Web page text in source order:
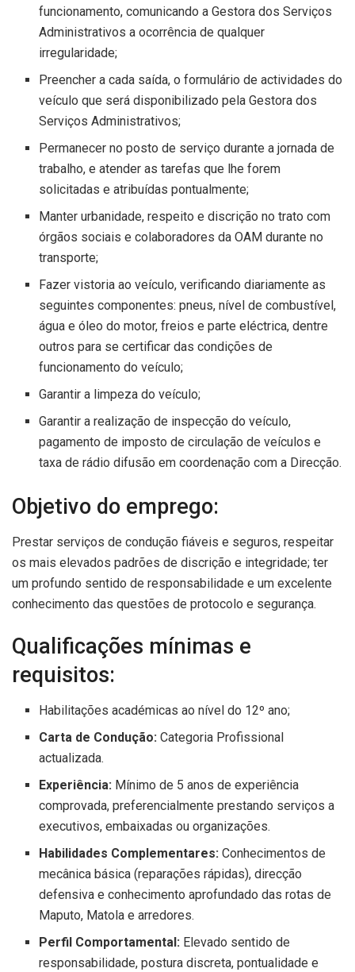
funcionamento, comunicando a Gestora dos Serviços
Administrativos a ocorrência de qualquer
irregularidade;
Preencher a cada saída, o formulário de actividades do
veículo que será disponibilizado pela Gestora dos
Serviços Administrativos;
Permanecer no posto de serviço durante a jornada de
trabalho, e atender as tarefas que lhe forem
solicitadas e atribuídas pontualmente;
Manter urbanidade, respeito e discrição no trato com
órgãos sociais e colaboradores da OAM durante no
transporte;
Fazer vistoria ao veículo, verificando diariamente as
seguintes componentes: pneus, nível de combustível,
água e óleo do motor, freios e parte eléctrica, dentre
outros para se certificar das condições de
funcionamento do veículo;
Garantir a limpeza do veículo;
Garantir a realização de inspecção do veículo,
pagamento de imposto de circulação de veículos e
taxa de rádio difusão em coordenação com a Direcção.
Objetivo do emprego:
Prestar serviços de condução fiáveis e seguros, respeitar
os mais elevados padrões de discrição e integridade; ter
um profundo sentido de responsabilidade e um excelente
conhecimento das questões de protocolo e segurança.
Qualificações mínimas e
requisitos:
Habilitações académicas ao nível do 12º ano;
Carta de Condução: Categoria Profissional
actualizada.
Experiência: Mínimo de 5 anos de experiência
comprovada, preferencialmente prestando serviços a
executivos, embaixadas ou organizações.
Habilidades Complementares: Conhecimentos de
mecânica básica (reparações rápidas), direcção
defensiva e conhecimento aprofundado das rotas de
Maputo, Matola e arredores.
Perfil Comportamental: Elevado sentido de
responsabilidade, postura discreta, pontualidade e